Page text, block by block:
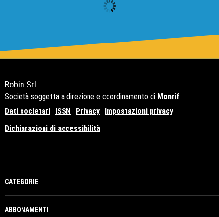
Robin Srl
Società soggetta a direzione e coordinamento di Monrif
Dati societari ISSN Privacy Impostazioni privacy
Dichiarazioni di accessibilità
CATEGORIE
ABBONAMENTI